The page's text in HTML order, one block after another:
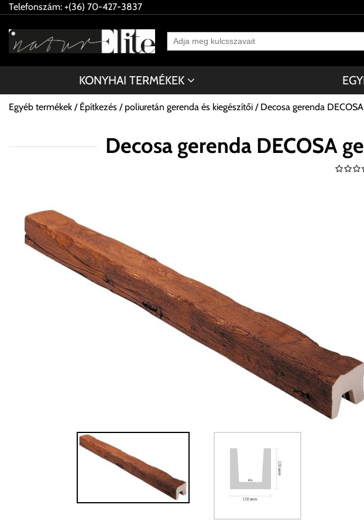
Telefonszám: +(36) 70-427-3837
KONYHAI TERMÉKEK
Egyéb termékek Építkezés poliuretán gerenda és kiegészítői Decosa gerenda
Decosa gerenda DECOSA